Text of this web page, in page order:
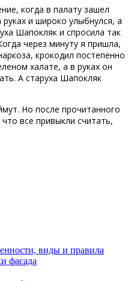
когда в палату зашел
и широко улыбнулся, а
Шапокляк и спросила так
через минуту я пришла,
крокодил постепенно
халате, а в руках он
А старуха Шапокляк
Но после прочитанного
все привыкли считать,